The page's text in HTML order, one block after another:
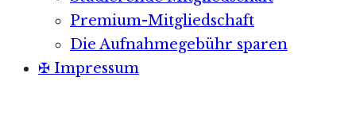
Premium-Mitgliedschaft
Die Aufnahmegebühr sparen
✠ Impressum